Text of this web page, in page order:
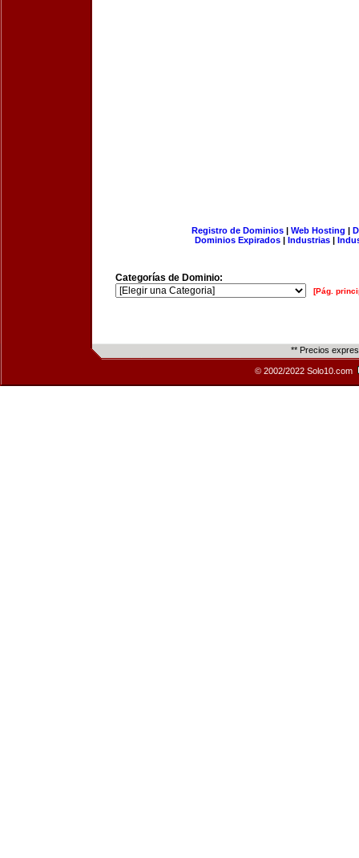
Registro de Dominios| Web Hosting |
Dominios Expirados | Industrias |
Categorías de Dominio:
[Pág.
** Precios
© 2002/2022 Solo10.com